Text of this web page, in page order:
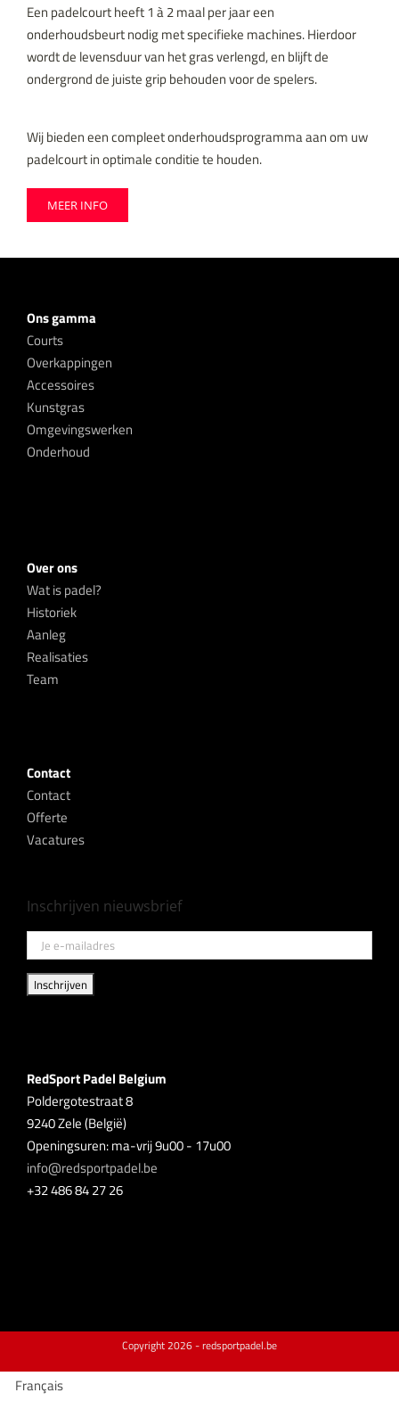
Een padelcourt heeft 1 à 2 maal per jaar een
onderhoudsbeurt nodig met specifieke machines. Hierdoor
wordt de levensduur van het gras verlengd, en blijft de
ondergrond de juiste grip behouden voor de spelers.
Wij bieden een compleet onderhoudsprogramma aan om uw
padelcourt in optimale conditie te houden.
MEER INFO
Ons gamma
Courts
Overkappingen
Accessoires
Kunstgras
Omgevingswerken
Onderhoud
Over ons
Wat is padel?
Historiek
Aanleg
Realisaties
Team
Contact
Contact
Offerte
Vacatures
Inschrijven nieuwsbrief
RedSport Padel Belgium
Poldergotestraat 8
9240 Zele (België)
Openingsuren: ma-vrij 9u00 - 17u00
info@redsportpadel.be
+32 486 84 27 26
Copyright2026 - redsportpadel.be
Français